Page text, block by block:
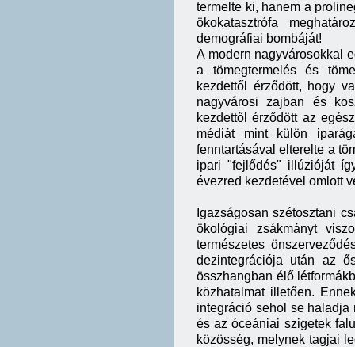
termelte ki, hanem a
ökokatasztrófa
demográfiai bombáját!
A modern nagyvárosokkal
a tömegtermelés és
kezdettől érződött, hogy
nagyvárosi zajban és
kezdettől érződött az
médiát mint külön
fenntartásával elterelte a
ipari "fejlődés" illúzióját
évezred kezdetével omlott
Igazságosan szétosztani
ökológiai zsákmányt
természetes
dezintegrációja után az
összhangban élő
közhatalmat illetően.
integráció sehol se haladja
és az óceániai szigetek
közösség, melynek tagjai